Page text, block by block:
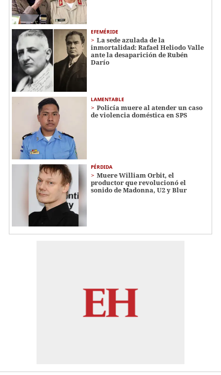
EFEMÉRIDE
La sede azulada de la
inmortalidad: Rafael Heliodo Valle
ante la desaparición de Rubén
Darío
LAMENTABLE
Policía muere al atender un caso
de violencia doméstica en SPS
PÉRDIDA
Muere William Orbit, el
productor que revolucionó el
sonido de Madonna, U2 y Blur